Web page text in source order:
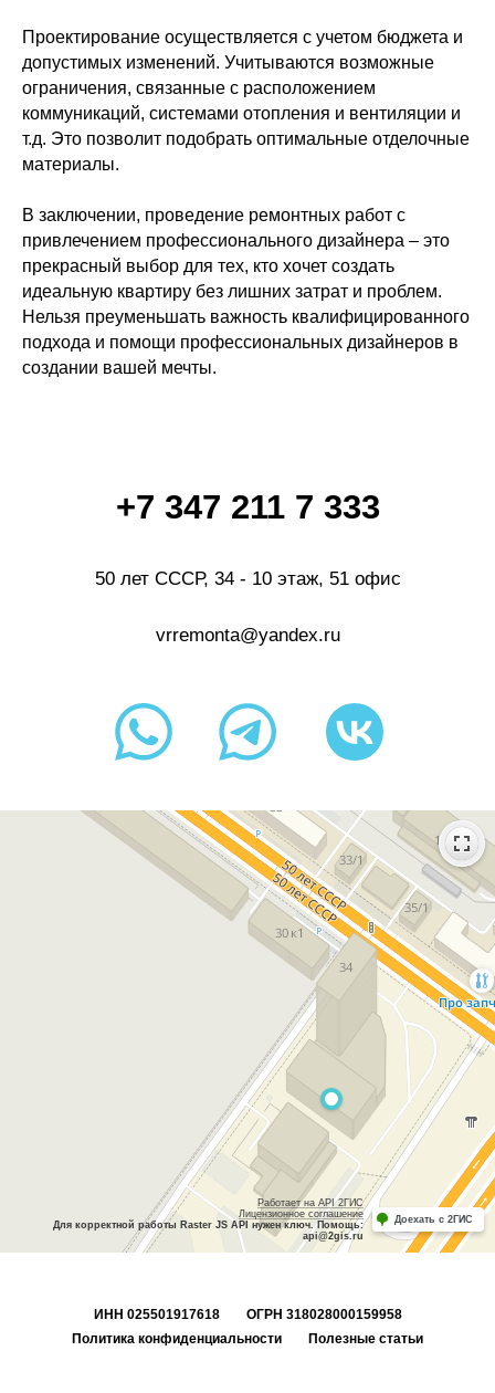
Проектирование осуществляется с учетом бюджета и
допустимых изменений. Учитываются возможные
ограничения, связанные с расположением
коммуникаций, системами отопления и вентиляции и
т.д. Это позволит подобрать оптимальные отделочные
материалы.
В заключении, проведение ремонтных работ с
привлечением профессионального дизайнера – это
прекрасный выбор для тех, кто хочет создать
идеальную квартиру без лишних затрат и проблем.
Нельзя преуменьшать важность квалифицированного
подхода и помощи профессиональных дизайнеров в
создании вашей мечты.
vrremonta@yandex.ru
+7 347 211 7 333
50 лет СССР, 34​ - 10 этаж, 51 офис
ИНН 025501917618
ОГРН 318028000159958
Политика конфиденциальности
Полезные статьи